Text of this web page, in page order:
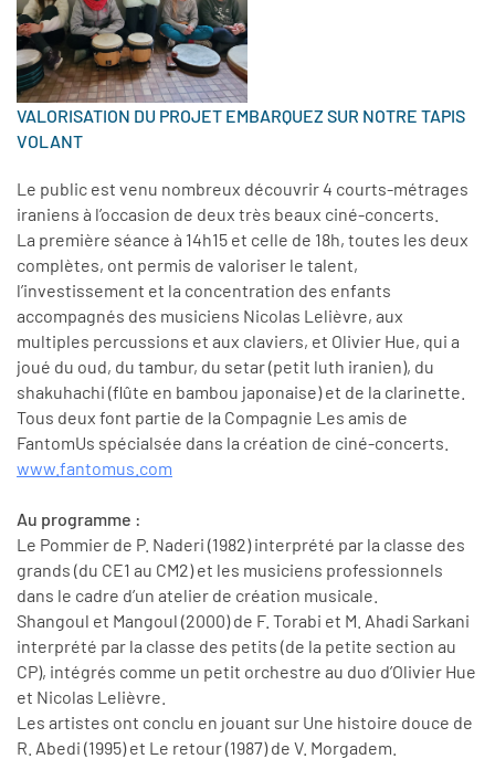
VALORISATION DU PROJET EMBARQUEZ SUR NOTRE TAPIS
VOLANT
Le public est venu nombreux découvrir 4 courts-métrages
iraniens à l’occasion de deux très beaux ciné-concerts.
La première séance à 14h15 et celle de 18h, toutes les deux
complètes, ont permis de valoriser le talent,
l’investissement et la concentration des enfants
accompagnés des musiciens Nicolas Lelièvre, aux
multiples percussions et aux claviers, et Olivier Hue, qui a
joué du oud, du tambur, du setar (petit luth iranien), du
shakuhachi (flûte en bambou japonaise) et de la clarinette.
Tous deux font partie de la Compagnie Les amis de
FantomUs spécialsée dans la création de ciné-concerts.
www.fantomus.com
Au programme :
Le Pommier de P. Naderi (1982) interprété par la classe des
grands (du CE1 au CM2) et les musiciens professionnels
dans le cadre d’un atelier de création musicale.
Shangoul et Mangoul (2000) de F. Torabi et M. Ahadi Sarkani
interprété par la classe des petits (de la petite section au
CP), intégrés comme un petit orchestre au duo d’Olivier Hue
et Nicolas Lelièvre.
Les artistes ont conclu en jouant sur Une histoire douce de
R. Abedi (1995) et Le retour (1987) de V. Morgadem.